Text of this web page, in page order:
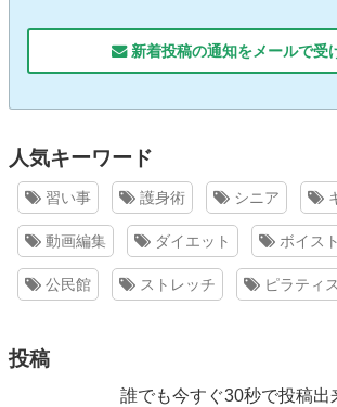
新着投稿の通知をメールで受
人気キーワード
習い事 護身術 シニア
動画編集 ダイエット ボイス
公民館 ストレッチ ピラティス
投稿
誰でも今すぐ30秒で投稿出